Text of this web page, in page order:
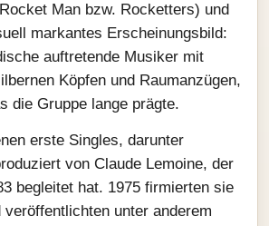
Man bzw. Rocketters) und
markantes Erscheinungsbild:
auftretende Musiker mit
Köpfen und Raumanzügen,
die Gruppe lange prägte.
erste Singles, darunter
von Claude Lemoine, der
begleitet hat. 1975 firmierten sie
unter anderem